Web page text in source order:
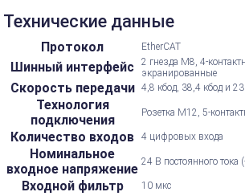
Технические данные
Протокол EtherCAT
Шинный интерфейс
2 гнезда M8, 4-
экранированные
Скорость передачи 4,8 кбод, 38,4 кбод и
Технология
подключения
Розетка M12, 5-
Количество входов 4 цифровых входа
Номинальное
входное напряжение 24 В постоянного тока
Входной фильтр 10 мкс